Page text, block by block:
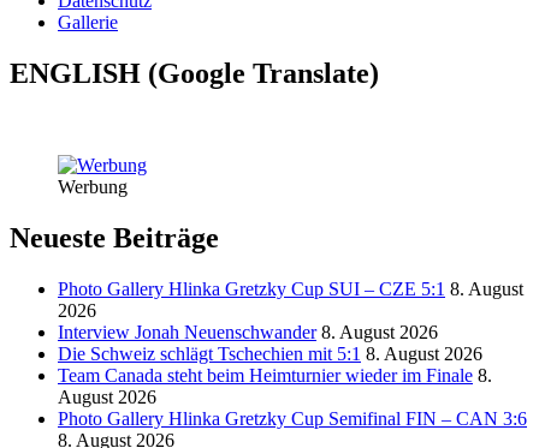
Gallerie
ENGLISH (Google Translate)
Werbung
Neueste Beiträge
Photo Gallery Hlinka Gretzky Cup SUI – CZE 5:1 8. August
2026
Interview Jonah Neuenschwander 8. August 2026
Die Schweiz schlägt Tschechien mit 5:1 8. August 2026
Team Canada steht beim Heimturnier wieder im Finale 8.
August 2026
Photo Gallery Hlinka Gretzky Cup Semifinal FIN – CAN 3:6
8. August 2026